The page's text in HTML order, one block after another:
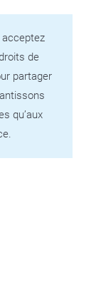
acceptez
de
partager
qu’aux